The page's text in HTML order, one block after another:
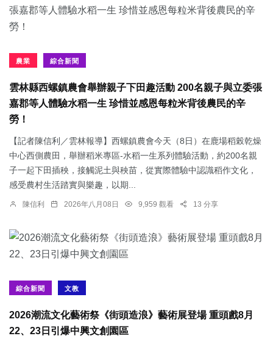
農業 綜合新聞
雲林縣西螺鎮農會舉辦親子下田趣活動 200名親子與立委張
嘉郡等人體驗水稻一生 珍惜並感恩每粒米背後農民的辛
勞！
【記者陳信利／雲林報導】西螺鎮農會今天（8日）在鹿場稻榖乾燥
中心西側農田，舉辦稻米專區-水稻一生系列體驗活動，約200名親
子一起下田插秧，接觸泥土與秧苗，從實際體驗中認識稻作文化，
感受農村生活踏實與樂趣，以期...
陳信利 2026年八月08日 9,959 觀看 13 分享
綜合新聞 文教
2026潮流文化藝術祭《街頭造浪》藝術展登場 重頭戲8月
22、23日引爆中興文創園區